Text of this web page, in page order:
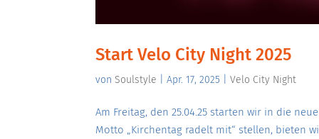
Start Velo City Night 2025
vonSoulstyle |Apr. 17, 2025 |Velo City Night
Am Freitag, den 25.04.25 starten wir in die
Motto „Kirchentag radelt mit“ stellen, bieten